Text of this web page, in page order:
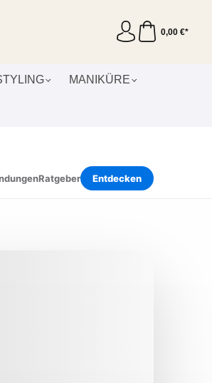
0,00 €*
MANIKÜRE
Ratgeber Entdecken